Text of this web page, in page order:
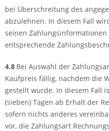
bei Überschreitung des
abzulehnen. In diesem Fall
seinen
entsprechende
4.8 Bei Auswahl der
Kaufpreis fällig, nachdem die
gestellt wurde. In diesem Fall
(sieben) Tagen ab Erhalt der
sofern nichts anderes
vor, die Zahlungsart